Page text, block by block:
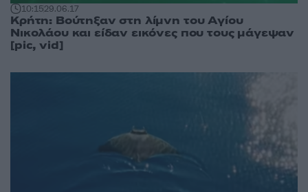
10:1529.06.17
Κρήτη: Βούτηξαν στη λίμνη του Αγίου
Νικολάου και είδαν εικόνες που τους μάγεψαν
[pic, vid]